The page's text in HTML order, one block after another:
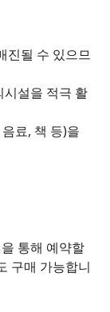
진될 수 있으므
시설을 적극 활
료, 책 등)을
통해 예약할
구매 가능합니